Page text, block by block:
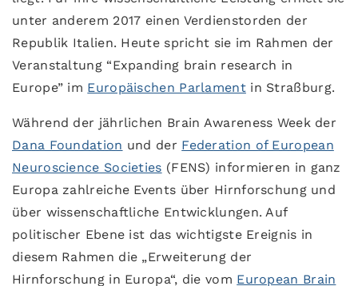
unter anderem 2017 einen Verdienstorden der
Republik Italien. Heute spricht sie im Rahmen der
Veranstaltung “Expanding brain research in
Europe” im Europäischen Parlamentin Straßburg.
Während der jährlichen Brain Awareness Week der
Dana Foundation und der Federation of European
Neuroscience Societies (FENS) informieren in ganz
Europa zahlreiche Events über Hirnforschung und
über wissenschaftliche Entwicklungen. Auf
politischer Ebene ist das wichtigste Ereignis in
diesem Rahmen die „Erweiterung der
Hirnforschung in Europa“, die vom European Brain